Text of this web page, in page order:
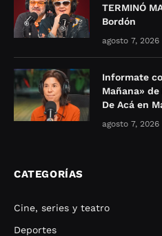
TERMINÓ
Bordón
agosto 7, 2026
Informate
Mañana»
De Acá en
agosto 7, 2026
CATEGORÍAS
Cine, series y teatro
Deportes